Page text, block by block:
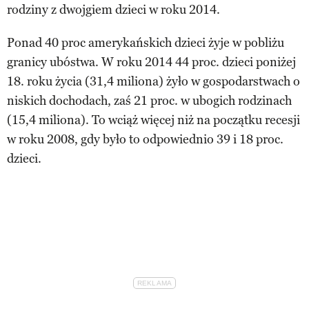
rodziny z dwojgiem dzieci w roku 2014.
Ponad 40 proc amerykańskich dzieci żyje w pobliżu
granicy ubóstwa. W roku 2014 44 proc. dzieci poniżej
18. roku życia (31,4 miliona) żyło w gospodarstwach o
niskich dochodach, zaś 21 proc. w ubogich rodzinach
(15,4 miliona). To wciąż więcej niż na początku recesji
w roku 2008, gdy było to odpowiednio 39 i 18 proc.
dzieci.